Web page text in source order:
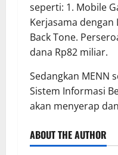
seperti: 1. Mobile
Kerjasama dengan
Back Tone.
dana Rp82 miliar.
Sedangkan MENN
Sistem Informasi
akan menyerap
ABOUT THE AUTHOR